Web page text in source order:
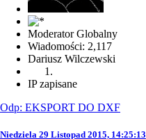
Moderator Globalny
Wiadomości: 2,117
Dariusz Wilczewski
IP zapisane
Odp: EKSPORT DO DXF
Niedziela 29 Listopad 2015, 14:25:13